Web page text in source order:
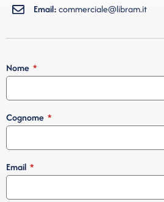
Email:commerciale@libram.it
Nome
Cognome
Email